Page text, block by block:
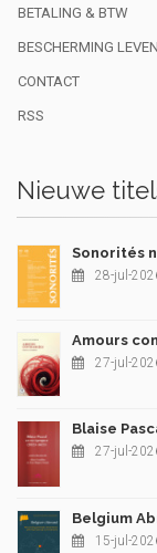
BETALING & BTW
BESCHERMING
CONTACT
RSS
Nieuwe
Sonorités
28-jul-
Amours
27-jul-
Blaise
27-jul-
Belgium
15-jul-